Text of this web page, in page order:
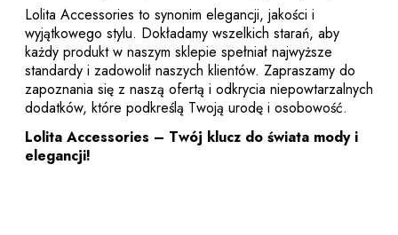
Lolita Accessories to synonim elegancji, jakości i
wyjątkowego stylu. Dokładamy wszelkich starań, aby
każdy produkt w naszym sklepie spełniał najwyższe
standardy i zadowolił naszych klientów. Zapraszamy do
zapoznania się z naszą ofertą i odkrycia niepowtarzalnych
dodatków, które podkreślą Twoją urodę i osobowość.
Lolita Accessories – Twój klucz do świata mody i
elegancji!
Lolita